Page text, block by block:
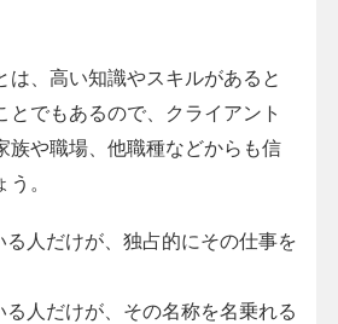
は、高い知識やスキルがあると
とでもあるので、クライアント
族や職場、他職種などからも信
。
人だけが、独占的にその仕事を
人だけが、その名称を名乗れる